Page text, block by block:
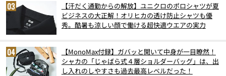
【汗だく通勤からの解放】ユニクロのポロシャツが夏
ビジネスの大正解！オリヒカの透け防止シャツも優
秀。酷暑も涼しい顔で働ける超快適ウエアの実力
【MonoMax付録】ガバッと開いて中身が一目瞭然！
シャカの「じゃばら式４層ショルダーバッグ」は、出
し入れのしやすさも過去最高レベルだった！